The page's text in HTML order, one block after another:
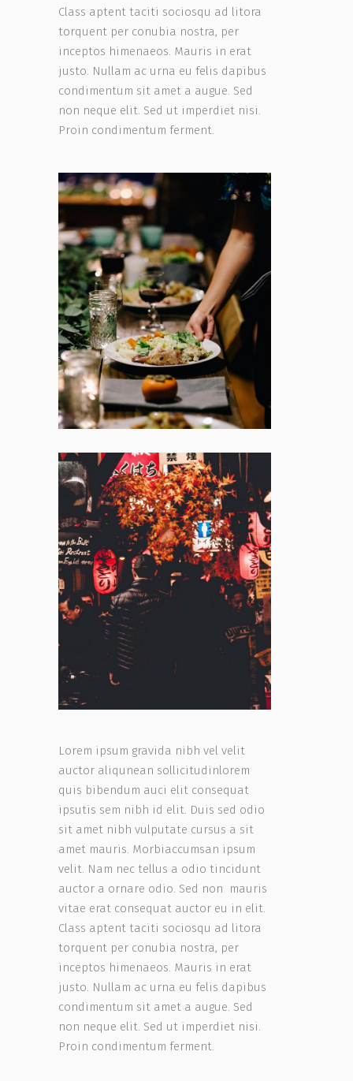
Class aptent taciti sociosqu ad litora
torquent per conubia nostra, per
inceptos himenaeos. Mauris in erat
justo. Nullam ac urna eu felis dapibus
condimentum sit amet a augue. Sed
non neque elit. Sed ut imperdiet nisi.
Proin condimentum ferment.
Lorem ipsum gravida nibh vel velit
auctor aliqunean sollicitudinlorem
quis bibendum auci elit consequat
ipsutis sem nibh id elit. Duis sed odio
sit amet nibh vulputate cursus a sit
amet mauris. Morbiaccumsan ipsum
velit. Nam nec tellus a odio tincidunt
auctor a ornare odio. Sed non mauris
vitae erat consequat auctor eu in elit.
Class aptent taciti sociosqu ad litora
torquent per conubia nostra, per
inceptos himenaeos. Mauris in erat
justo. Nullam ac urna eu felis dapibus
condimentum sit amet a augue. Sed
non neque elit. Sed ut imperdiet nisi.
Proin condimentum ferment.